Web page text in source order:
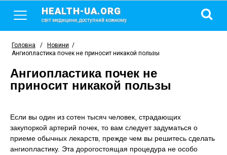
HEALTH-UA.ORG
світ медицини, доступний кожному
Головна / Новини /
Ангиопластика почек не приносит никакой пользы
Ангиопластика почек не
приносит никакой пользы
Если вы один из сотен тысяч человек, страдающих
закупоркой артерий почек, то вам следует задуматься о
приеме обычных лекарств, прежде чем вы решитесь сделать
ангиопластику. Эта дорогостоящая процедура не особо